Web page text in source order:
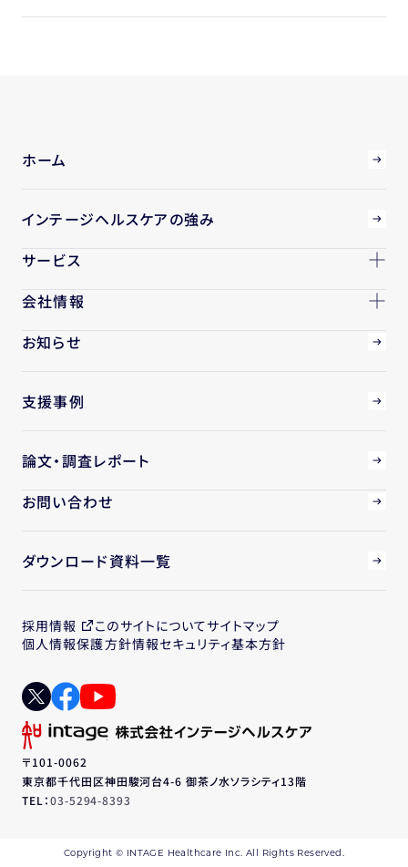
ホーム
インテージヘルスケアの強み
サービス
会社情報
お知らせ
支援事例
論文・調査レポート
お問い合わせ
ダウンロード資料一覧
採用情報 このサイトについてサイトマップ
個人情報保護方針情報セキュリティ基本方針
〒101-0062
東京都千代田区神田駿河台4-6 御茶ノ水ソラシティ13階
TEL：03-5294-8393
Copyright © INTAGE Healthcare Inc. All Rights Reserved.